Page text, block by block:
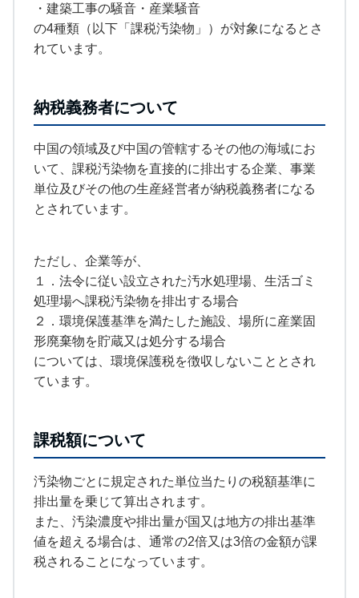
・建築工事の騒音・産業騒音
の4種類（以下「課税汚染物」）が対象になるとさ
れています。
納税義務者について
中国の領域及び中国の管轄するその他の海域にお
いて、課税汚染物を直接的に排出する企業、事業
単位及びその他の生産経営者が納税義務者になる
とされています。
ただし、企業等が、
１．法令に従い設立された汚水処理場、生活ゴミ
処理場へ課税汚染物を排出する場合
２．環境保護基準を満たした施設、場所に産業固
形廃棄物を貯蔵又は処分する場合
については、環境保護税を徴収しないこととされ
ています。
課税額について
汚染物ごとに規定された単位当たりの税額基準に
排出量を乗じて算出されます。
また、汚染濃度や排出量が国又は地方の排出基準
値を超える場合は、通常の2倍又は3倍の金額が課
税されることになっています。